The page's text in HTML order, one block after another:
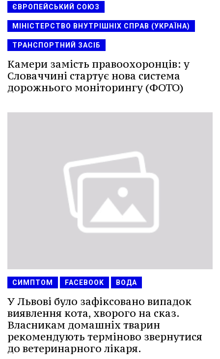
ЄВРОПЕЙСЬКИЙ СОЮЗ
МІНІСТЕРСТВО ВНУТРІШНІХ СПРАВ (УКРАЇНА)
ТРАНСПОРТНИЙ ЗАСІБ
Камери замість правоохоронців: у
Словаччині стартує нова система
дорожнього моніторингу (ФОТО)
СИМПТОМ FACEBOOK ВОДА
У Львові було зафіксовано випадок
виявлення кота, хворого на сказ.
Власникам домашніх тварин
рекомендують терміново звернутися
до ветеринарного лікаря.